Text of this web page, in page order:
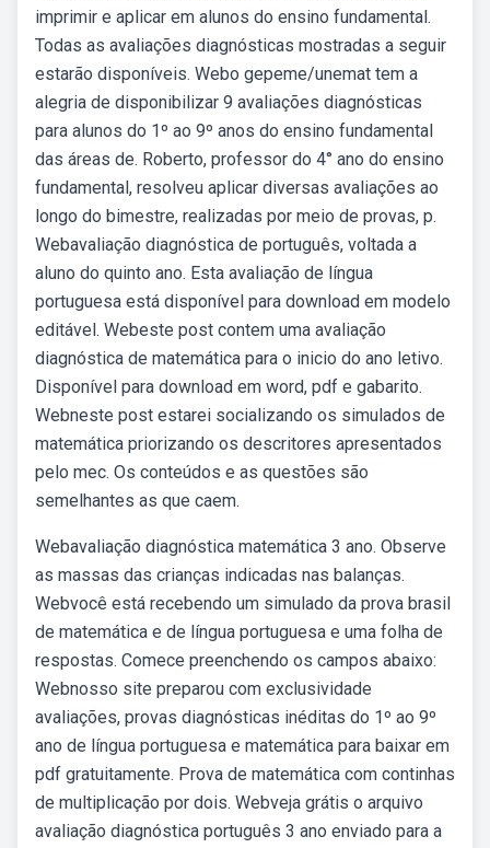
imprimir e aplicar em alunos do ensino fundamental.
Todas as avaliações diagnósticas mostradas a seguir
estarão disponíveis. Webo gepeme/unemat tem a
alegria de disponibilizar 9 avaliações diagnósticas
para alunos do 1º ao 9º anos do ensino fundamental
das áreas de. Roberto, professor do 4° ano do ensino
fundamental, resolveu aplicar diversas avaliações ao
longo do bimestre, realizadas por meio de provas, p.
Webavaliação diagnóstica de português, voltada a
aluno do quinto ano. Esta avaliação de língua
portuguesa está disponível para download em modelo
editável. Webeste post contem uma avaliação
diagnóstica de matemática para o inicio do ano letivo.
Disponível para download em word, pdf e gabarito.
Webneste post estarei socializando os simulados de
matemática priorizando os descritores apresentados
pelo mec. Os conteúdos e as questões são
semelhantes as que caem.
Webavaliação diagnóstica matemática 3 ano. Observe
as massas das crianças indicadas nas balanças.
Webvocê está recebendo um simulado da prova brasil
de matemática e de língua portuguesa e uma folha de
respostas. Comece preenchendo os campos abaixo:
Webnosso site preparou com exclusividade
avaliações, provas diagnósticas inéditas do 1º ao 9º
ano de língua portuguesa e matemática para baixar em
pdf gratuitamente. Prova de matemática com continhas
de multiplicação por dois. Webveja grátis o arquivo
avaliação diagnóstica português 3 ano enviado para a